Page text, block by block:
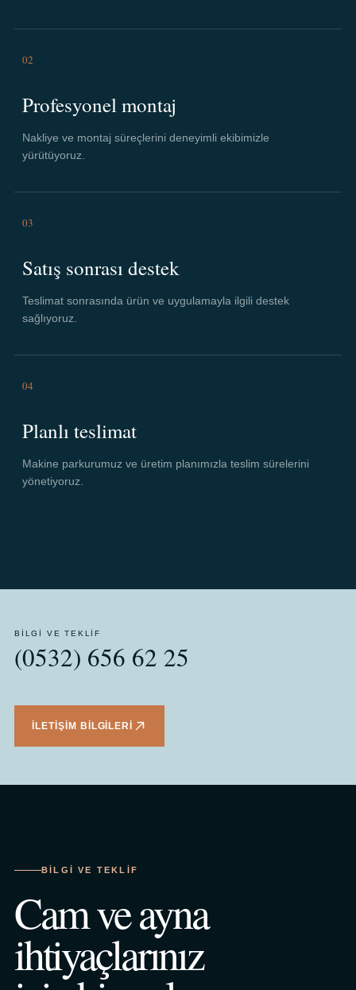
02
Profesyonel montaj
Nakliye ve montaj süreçlerini deneyimli ekibimizle
yürütüyoruz.
03
Satış sonrası destek
Teslimat sonrasında ürün ve uygulamayla ilgili destek
sağlıyoruz.
04
Planlı teslimat
Makine parkurumuz ve üretim planımızla teslim sürelerini
yönetiyoruz.
BILGI VE TEKLIF
(0532) 656 62 25
İLETIŞIM BILGILERI
BILGI VE TEKLIF
Cam ve ayna
ihtiyaçlarınız